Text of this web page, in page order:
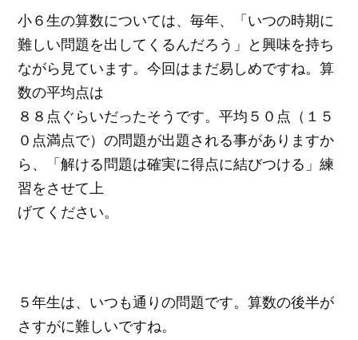
小６生の算数については、毎年、「いつの時期に
難しい問題を出してくるんだろう」と興味を持ち
ながら見ています。今回はまだ易しめですね。算
数の平均点は
８８点ぐらいだったそうです。平均５０点（１５
０点満点で）の問題が出題される事がありますか
ら、「解ける問題は確実に得点に結びつける」練
習をさせて上
げてください。
５年生は、いつも通りの問題です。算数の後半が
さすがに難しいですね。